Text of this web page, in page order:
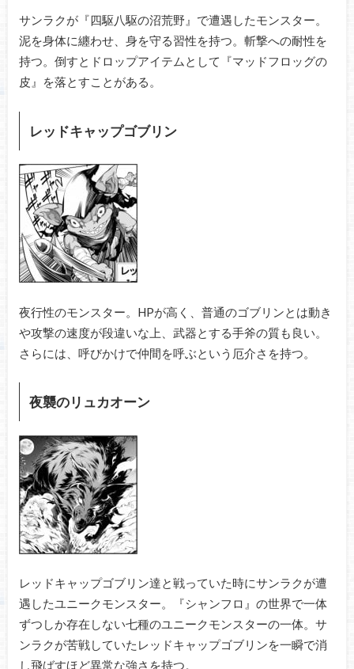
サンラクが『四駆八駆の沼荒野』で遭遇したモンスター。
泥を身体に纏わせ、身を守る習性を持つ。斬撃への耐性を
持つ。倒すとドロップアイテムとして『マッドフロッグの
皮』を落とすことがある。
レッドキャップゴブリン
夜行性のモンスター。HPが高く、普通のゴブリンとは動き
や攻撃の速度が段違いな上、武器とする手斧の質も良い。
さらには、呼びかけで仲間を呼ぶという厄介さを持つ。
夜襲のリュカオーン
レッドキャップゴブリン達と戦っていた時にサンラクが遭
遇したユニークモンスター。『シャンフロ』の世界で一体
ずつしか存在しない七種のユニークモンスターの一体。サ
ンラクが苦戦していたレッドキャップゴブリンを一瞬で消
し飛ばすほど異常な強さを持つ。